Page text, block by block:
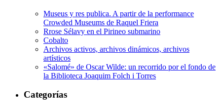
Museus y res publica. A partir de la performance
Crowded Museums de Raquel Friera
Rrose Sélavy en el Pirineo submarino
Cobalto
Archivos activos, archivos dinámicos, archivos
artísticos
«Salomé» de Oscar Wilde: un recorrido por el fondo de
la Biblioteca Joaquim Folch i Torres
Categorías